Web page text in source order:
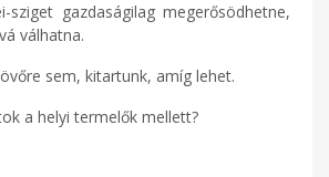
sziget gazdaságilag megerősödhetne,
válhatna.
sem, kitartunk, amíg lehet.
a helyi termelők mellett?